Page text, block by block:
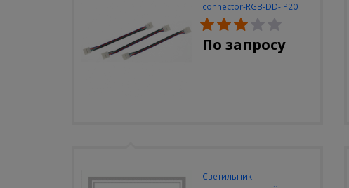
connector-RGB-DD-IP20
(3шт/уп)
По запросу
Светильник